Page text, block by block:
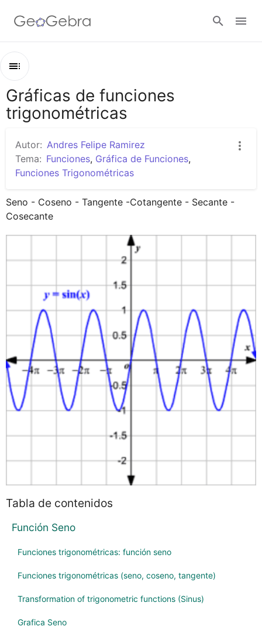
Google Classroom
GeoGebra Classroom
Abrir sesión
Esquema
Gráficas de funciones trigonométricas
Función Coseno
Gráficas de funciones
trigonométricas
Autor: Andres Felipe Ramirez
Tema: Funciones, Gráfica de Funciones,
Funciones Trigonométricas
Seno - Coseno - Tangente -Cotangente - Secante -
Cosecante
Tabla de contenidos
Función Seno
Funciones trigonométricas: función seno
Funciones trigonométricas (seno, coseno, tangente)
Transformation of trigonometric functions (Sinus)
Grafica Seno